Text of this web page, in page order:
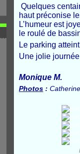
Quelques
haut préconise
L’humeur est
le roulé de
Le parking
Une jolie
Monique M.
Photos :